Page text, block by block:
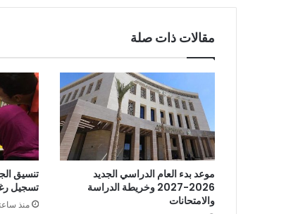
مقالات ذات صلة
موعد بدء العام الدراسي الجديد
2026-2027 وخريطة الدراسة
والامتحانات
تسجيل
منذ